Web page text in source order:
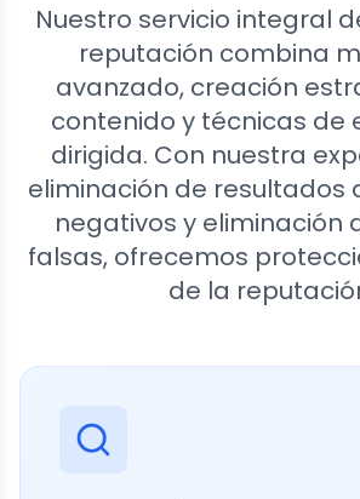
Nuestro servicio integral
reputación combina
avanzado, creación
contenido y técnicas de
dirigida. Con nuestra
eliminación de resultados
negativos y eliminación
falsas, ofrecemos
de la